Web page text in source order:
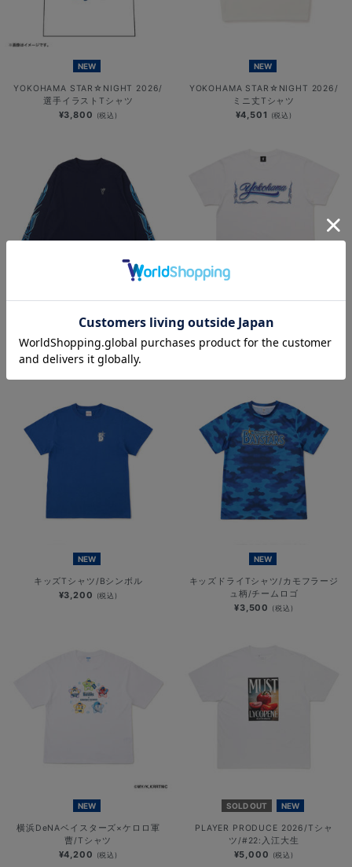
NEW
YOKOHAMA STAR☆NIGHT 2026/
選手イラストTシャツ
¥3,800 (税込)
NEW
YOKOHAMA STAR☆NIGHT 2026/
ミニ丈Tシャツ
¥4,501 (税込)
速乾ロングTシャツ
¥6,701 (税込)
×MOONEYES/発泡プリントTシャツ
NEW
キッズTシャツ/Bシンボル
¥3,200 (税込)
NEW
キッズドライTシャツ/カモフラージ
ュ柄/チームロゴ
¥3,500 (税込)
NEW
横浜DeNAベイスターズ×ケロロ軍
曹/Tシャツ
¥4,200 (税込)
SOLD OUT NEW
PLAYER PRODUCE 2026/Tシャ
ツ/#22:入江大生
¥5,000 (税込)